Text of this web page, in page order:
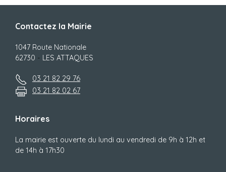
Contactez la Mairie
1047 Route Nationale
62730 - LES ATTAQUES
03 21 82 29 76
03 21 82 02 67
Horaires
La mairie est ouverte du lundi au vendredi de 9h à 12h et
de 14h à 17h30